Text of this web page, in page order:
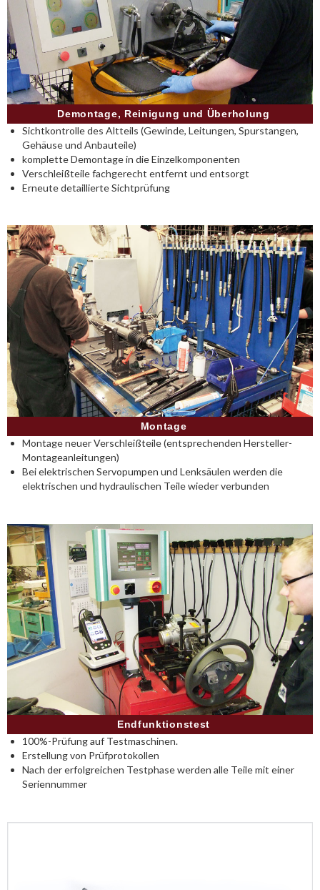
Demontage, Reinigung und Überholung
Sichtkontrolle des Altteils (Gewinde, Leitungen, Spurstangen,
Gehäuse und Anbauteile)
komplette Demontage in die Einzelkomponenten
Verschleißteile fachgerecht entfernt und entsorgt
Erneute detaillierte Sichtprüfung
Montage
Montage neuer Verschleißteile (entsprechenden Hersteller-
Montageanleitungen)
Bei elektrischen Servopumpen und Lenksäulen werden die
elektrischen und hydraulischen Teile wieder verbunden
Endfunktionstest
100%-Prüfung auf Testmaschinen.
Erstellung von Prüfprotokollen
Nach der erfolgreichen Testphase werden alle Teile mit einer
Seriennummer